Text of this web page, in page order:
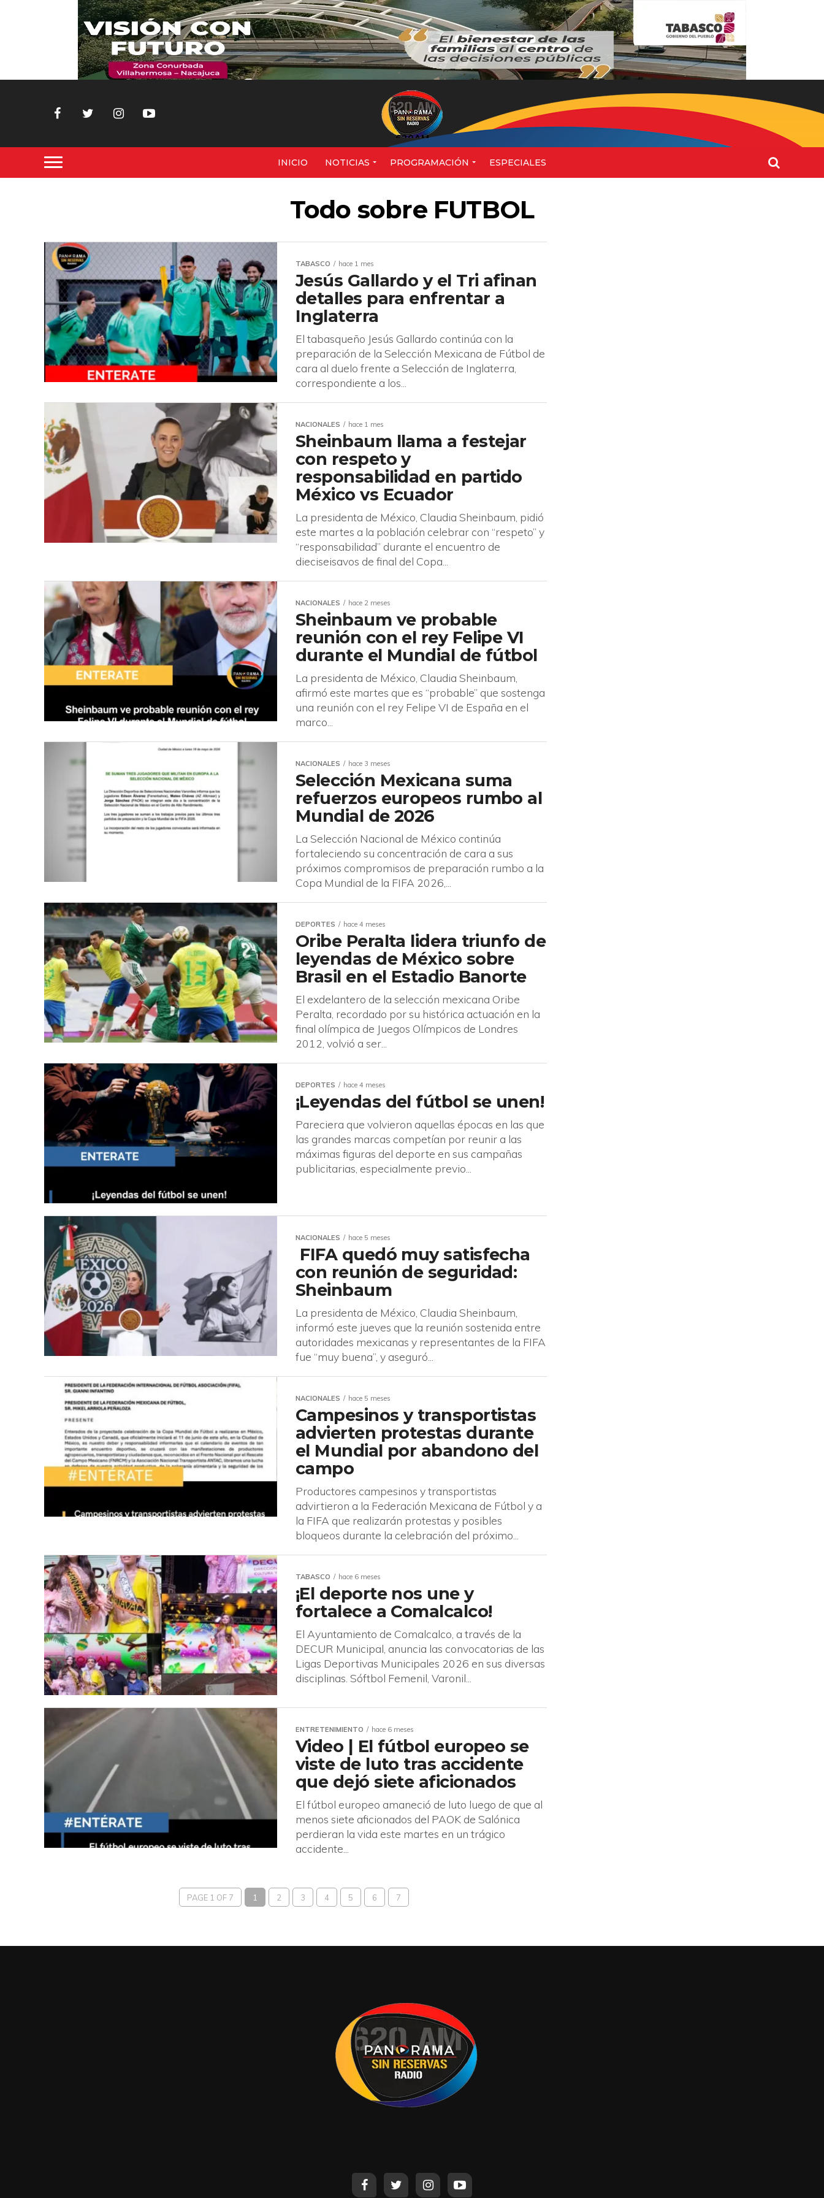
620AM
INICIO NOTICIAS PROGRAMACIÓN ESPECIALES
Todo sobre FUTBOL
TABASCO hace 1 mes
Jesús Gallardo y el Tri afinan
detalles para enfrentar a
Inglaterra
El tabasqueño Jesús Gallardo continúa con la
preparación de la Selección Mexicana de Fútbol de
cara al duelo frente a Selección de Inglaterra,
correspondiente a los...
NACIONALES hace 1 mes
Sheinbaum llama a festejar
con respeto y
responsabilidad en partido
México vs Ecuador
La presidenta de México, Claudia Sheinbaum, pidió
este martes a la población celebrar con “respeto” y
“responsabilidad” durante el encuentro de
dieciseisavos de final del Copa...
NACIONALES hace 2 meses
Sheinbaum ve probable
reunión con el rey Felipe VI
durante el Mundial de fútbol
La presidenta de México, Claudia Sheinbaum,
afirmó este martes que es “probable” que sostenga
una reunión con el rey Felipe VI de España en el
marco...
NACIONALES hace 3 meses
Selección Mexicana suma
refuerzos europeos rumbo al
Mundial de 2026
La Selección Nacional de México continúa
fortaleciendo su concentración de cara a sus
próximos compromisos de preparación rumbo a la
Copa Mundial de la FIFA 2026,...
DEPORTES hace 4 meses
Oribe Peralta lidera triunfo de
leyendas de México sobre
Brasil en el Estadio Banorte
El exdelantero de la selección mexicana Oribe
Peralta, recordado por su histórica actuación en la
final olímpica de Juegos Olímpicos de Londres
2012, volvió a ser...
DEPORTES hace 4 meses
¡Leyendas del fútbol se unen!
Pareciera que volvieron aquellas épocas en las que
las grandes marcas competían por reunir a las
máximas figuras del deporte en sus campañas
publicitarias, especialmente previo...
NACIONALES hace 5 meses
FIFA quedó muy satisfecha
con reunión de seguridad:
Sheinbaum
La presidenta de México, Claudia Sheinbaum,
informó este jueves que la reunión sostenida entre
autoridades mexicanas y representantes de la FIFA
fue “muy buena”, y aseguró...
NACIONALES hace 5 meses
Campesinos y transportistas
advierten protestas durante
el Mundial por abandono del
campo
Productores campesinos y transportistas
advirtieron a la Federación Mexicana de Fútbol y a
la FIFA que realizarán protestas y posibles
bloqueos durante la celebración del próximo...
TABASCO hace 6 meses
¡El deporte nos une y
fortalece a Comalcalco!
El Ayuntamiento de Comalcalco, a través de la
DECUR Municipal, anuncia las convocatorias de las
Ligas Deportivas Municipales 2026 en sus diversas
disciplinas. Sóftbol Femenil, Varonil...
ENTRETENIMIENTO hace 6 meses
Video | El fútbol europeo se
viste de luto tras accidente
que dejó siete aficionados
El fútbol europeo amaneció de luto luego de que al
menos siete aficionados del PAOK de Salónica
perdieran la vida este martes en un trágico
accidente...
PAGE 1 OF 7 1 2 3 4 5 6 7